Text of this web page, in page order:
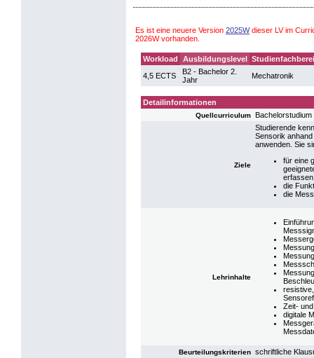
Es ist eine neuere Version 2025Wdieser LV im
2026W vorhanden.
Workload Ausbildungslevel
4,5 ECTS
B2 - Bachelor 2.
Jahr
Mechatronik
Detailinformationen
Quellcurriculum
Ziele
Studierende
Sensorik
anwenden. Sie
für eine
die
die
Lehrinhalte
Zeit-
digitale
Beurteilungskriterien schriftliche